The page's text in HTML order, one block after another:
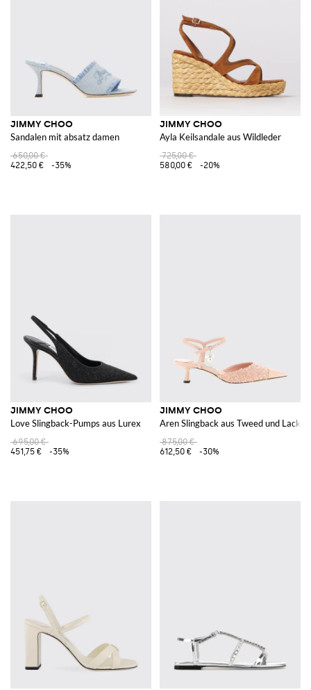
JIMMY CHOO
Sandalen mit absatz damen
650,00 €
422,50 €
-35%
JIMMY CHOO
Ayla Keilsandale aus Wildleder
725,00 €
580,00 €
-20%
JIMMY CHOO
Love Slingback-Pumps aus Lurex
695,00 €
451,75 €
-35%
JIMMY CHOO
Aren Slingback aus Tweed und
875,00 €
612,50 €
-30%